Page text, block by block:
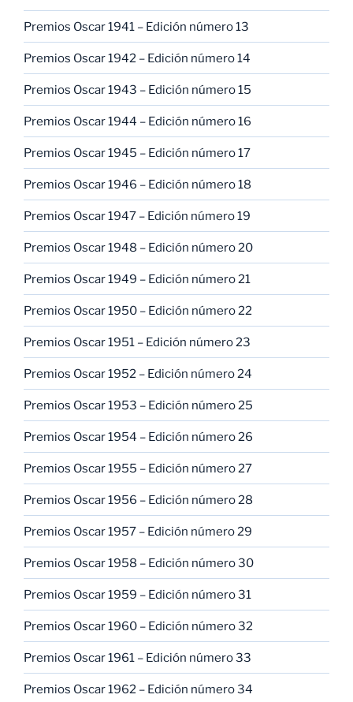
Premios Oscar 1941 – Edición número 13
Premios Oscar 1942 – Edición número 14
Premios Oscar 1943 – Edición número 15
Premios Oscar 1944 – Edición número 16
Premios Oscar 1945 – Edición número 17
Premios Oscar 1946 – Edición número 18
Premios Oscar 1947 – Edición número 19
Premios Oscar 1948 – Edición número 20
Premios Oscar 1949 – Edición número 21
Premios Oscar 1950 – Edición número 22
Premios Oscar 1951 – Edición número 23
Premios Oscar 1952 – Edición número 24
Premios Oscar 1953 – Edición número 25
Premios Oscar 1954 – Edición número 26
Premios Oscar 1955 – Edición número 27
Premios Oscar 1956 – Edición número 28
Premios Oscar 1957 – Edición número 29
Premios Oscar 1958 – Edición número 30
Premios Oscar 1959 – Edición número 31
Premios Oscar 1960 – Edición número 32
Premios Oscar 1961 – Edición número 33
Premios Oscar 1962 – Edición número 34